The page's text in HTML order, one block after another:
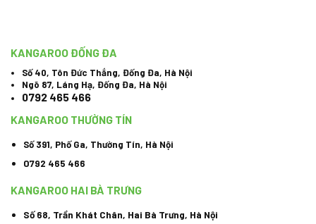
KANGAROO ĐỐNG ĐA
Số 40, Tôn Đức Thắng, Đống Đa, Hà Nội
Ngõ 87, Láng Hạ, Đống Đa, Hà Nội
0792 465 466
KANGAROO THƯỜNG TÍN
Số 391, Phố Ga, Thường Tín, Hà Nội
0792 465 466
KANGAROO HAI BÀ TRƯNG
Số 68, Trần Khát Chân, Hai Bà Trưng, Hà Nội